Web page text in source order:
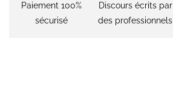
Paiement 100%
sécurisé
Discours écrits par
des professionnels